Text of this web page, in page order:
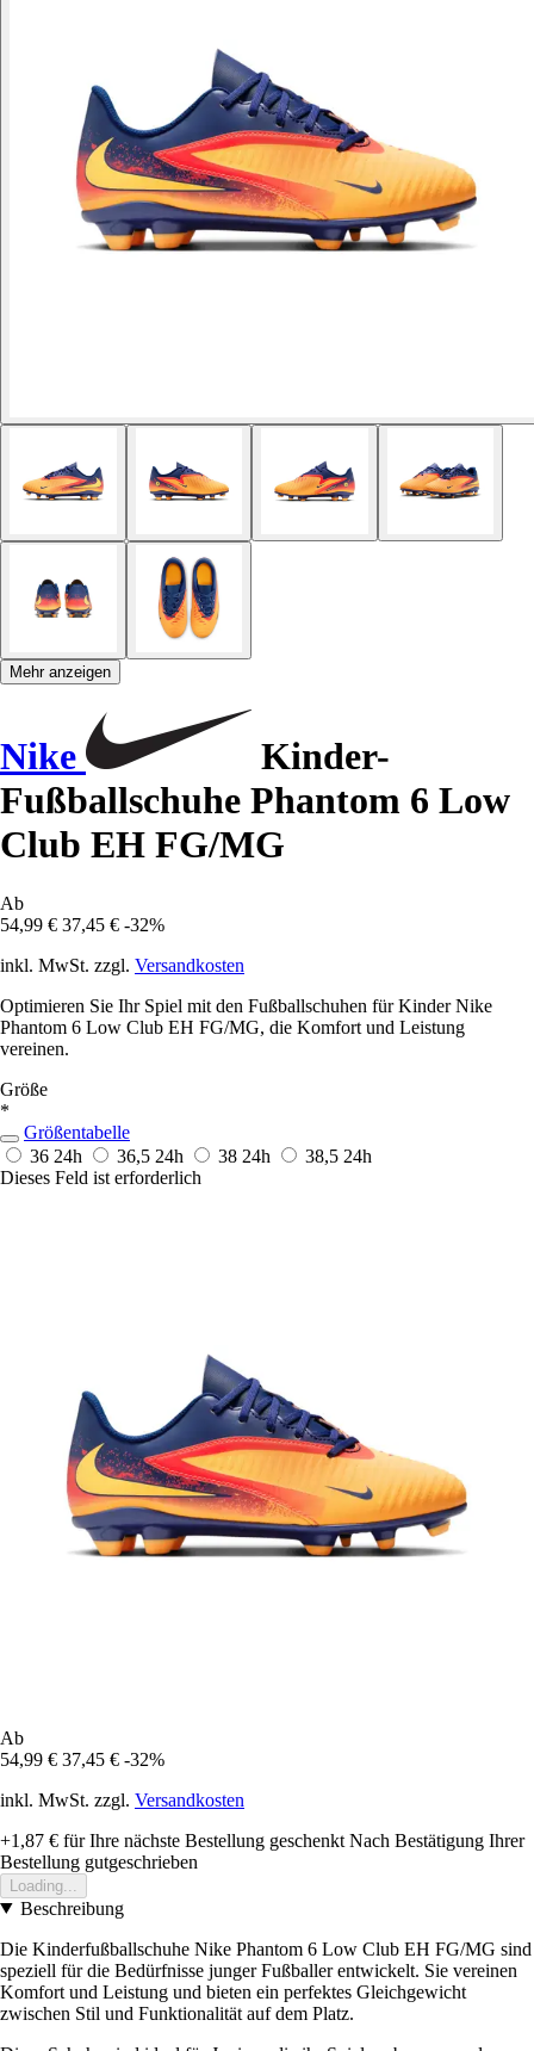
Mehr anzeigen
Nike
Kinder-
Fußballschuhe Phantom 6 Low
Club EH FG/MG
Ab
54,99 € 37,45 € -32%
inkl. MwSt. zzgl. Versandkosten
Optimieren Sie Ihr Spiel mit den Fußballschuhen für Kinder Nike
Phantom 6 Low Club EH FG/MG, die Komfort und Leistung
vereinen.
Größe
*
Größentabelle
36 24h 36,5 24h 38 24h 38,5 24h
Dieses Feld ist erforderlich
Ab
54,99 € 37,45 € -32%
inkl. MwSt. zzgl. Versandkosten
+1,87 € für Ihre nächste Bestellung geschenkt Nach Bestätigung Ihrer
Bestellung gutgeschrieben
Loading...
Beschreibung
Die Kinderfußballschuhe Nike Phantom 6 Low Club EH FG/MG sind
speziell für die Bedürfnisse junger Fußballer entwickelt. Sie vereinen
Komfort und Leistung und bieten ein perfektes Gleichgewicht
zwischen Stil und Funktionalität auf dem Platz.